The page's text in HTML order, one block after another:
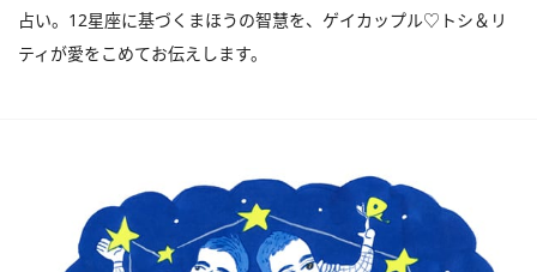
占い。12星座に基づくまほうの智慧を、ゲイカップル♡トシ＆リ
ティが愛をこめてお伝えします。